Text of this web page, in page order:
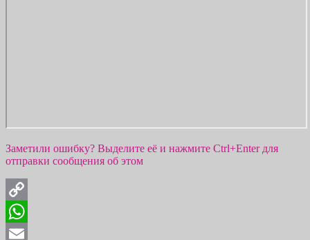
Заметили ошибку? Выделите её и нажмите Ctrl+Enter для
отправки сообщения об этом
Copy
Link
WhatsApp